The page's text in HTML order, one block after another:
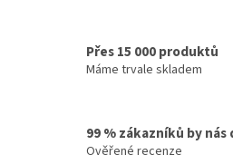
Přes 15 000 produktů
Máme trvale skladem
99 % zákazníků by
Ověřené recenze